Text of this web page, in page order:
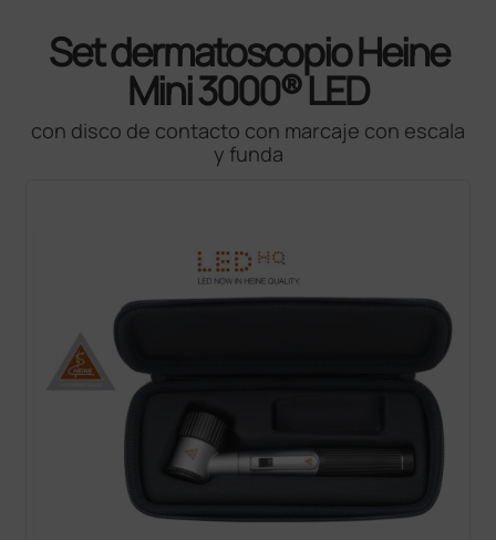
Set dermatoscopio Heine
Mini 3000® LED
con disco de contacto con marcaje con escala
y funda